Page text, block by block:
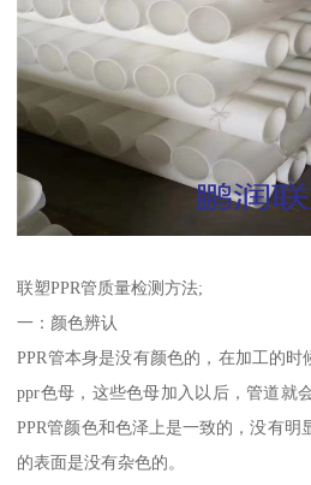
联塑PPR管质量检测方法;
一：颜色辨认
PPR管本身是没有颜色的，在加工的时
ppr色母，这些色母加入以后，管道就
PPR管颜色和色泽上是一致的，没有明
的表面是没有杂色的。